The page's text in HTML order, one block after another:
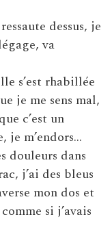
dessus, je
va
s’est rhabillée
je me sens mal,
c’est un
je m’endors…
douleurs dans
j’ai des bleus
mon dos et
si j’avais